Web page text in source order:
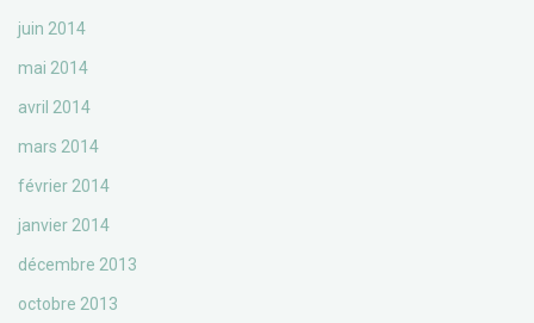
juin 2014
mai 2014
avril 2014
mars 2014
février 2014
janvier 2014
décembre 2013
octobre 2013